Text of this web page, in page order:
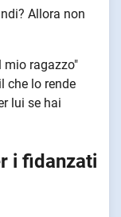
Allora non
mio ragazzo"
che lo rende
lui se hai
i fidanzati